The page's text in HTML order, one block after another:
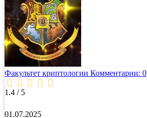
Факультет криптологии Комментарии: 0
1.4 / 5
01.07.2025